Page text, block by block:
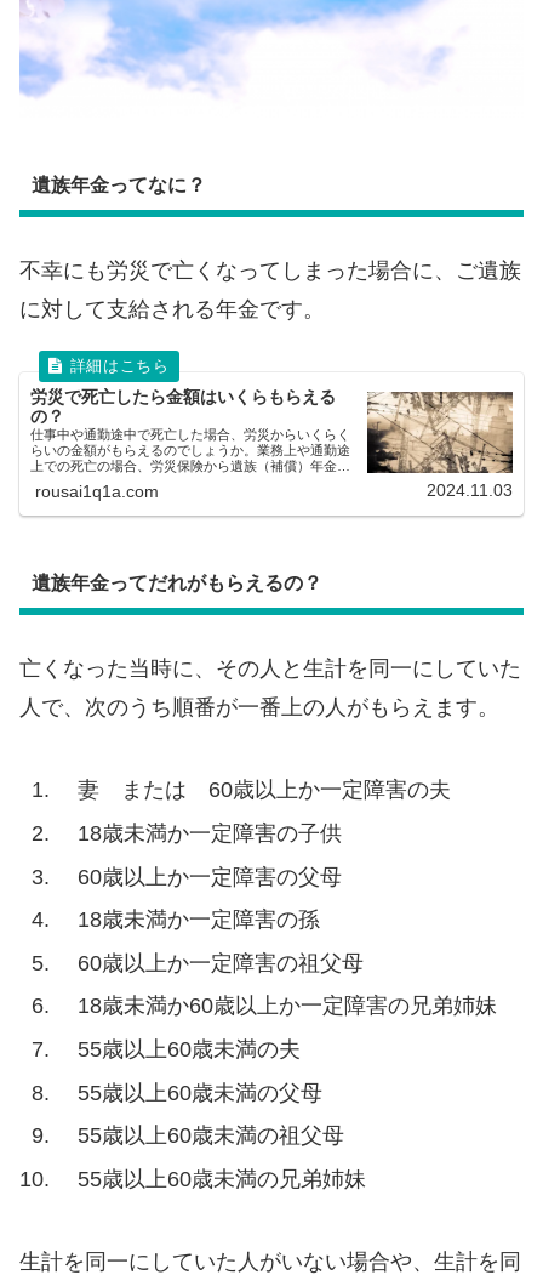
遺族年金ってなに？
不幸にも労災で亡くなってしまった場合に、ご遺族
に対して支給される年金です。
労災で死亡したら金額はいくらもらえる
の？
仕事中や通勤途中で死亡した場合、労災からいくらく
らいの金額がもらえるのでしょうか。業務上や通勤途
上での死亡の場合、労災保険から遺族（補償）年金や
れいくらくらいの金額がもらえるのかをわかりやすく
説明しています。
rousai1q1a.com 2024.11.03
遺族年金ってだれがもらえるの？
亡くなった当時に、その人と生計を同一にしていた
人で、次のうち順番が一番上の人がもらえます。
妻 または 60歳以上か一定障害の夫
18歳未満か一定障害の子供
60歳以上か一定障害の父母
18歳未満か一定障害の孫
60歳以上か一定障害の祖父母
18歳未満か60歳以上か一定障害の兄弟姉妹
55歳以上60歳未満の夫
55歳以上60歳未満の父母
55歳以上60歳未満の祖父母
55歳以上60歳未満の兄弟姉妹
生計を同一にしていた人がいない場合や、生計を同